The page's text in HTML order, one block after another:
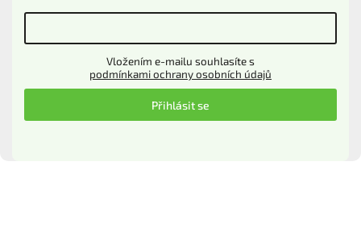
podmínkami ochrany osobních údajů
Přihlásit se